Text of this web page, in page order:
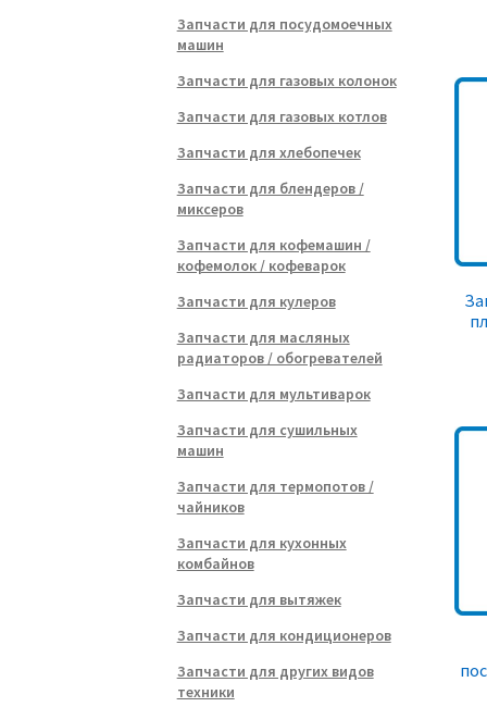
Запчасти для посудомоечных
машин
Запчасти для газовых колонок
Запчасти для газовых котлов
Запчасти для хлебопечек
Запчасти для блендеров /
миксеров
Запчасти для кофемашин /
кофемолок / кофеварок
Запчасти для кулеров
Запчасти для масляных
радиаторов / обогревателей
Запчасти для мультиварок
Запчасти для сушильных
машин
Запчасти для термопотов /
чайников
Запчасти для кухонных
комбайнов
Запчасти для вытяжек
Запчасти для кондиционеров
Запчасти для других видов
техники